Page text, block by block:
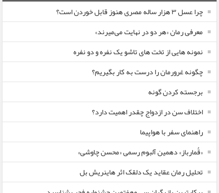
چرا عسل ۳ هزار ساله‌ مصری هنوز قابل خوردن است؟
معرفی رمان «هر دو در نهایت می‌میرند»
نمونه هایی از تخت های تاشو یک نفره و دو نفره
چگونه غرورمان را درست به کار بگیریم؟
برجسته کردن گونه
اختلاف سن در ازدواج چقدر اهمیت دارد؟
راهنمای سفر با هواپیما
«قُمارباز» دهمین آلبوم رسمی «محسن چاوشی»
تحلیل رمان عقاید یک دلقک اثر هاینریش بل